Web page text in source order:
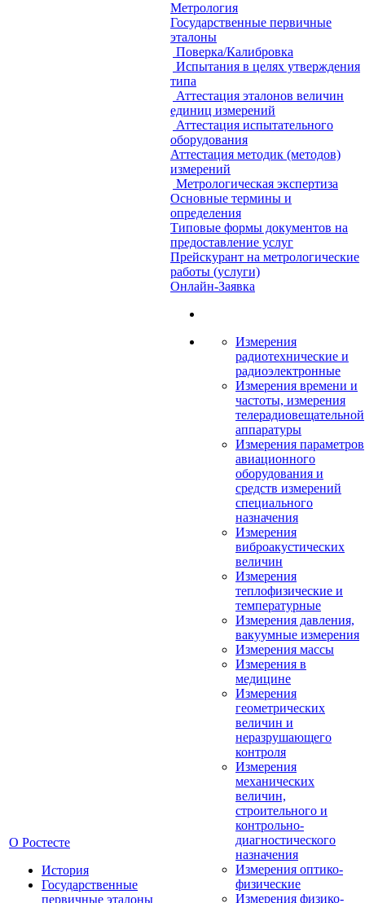
О Ростесте
История
Государственные
первичные эталоны
Метрология
Государственные первичные
эталоны
Поверка/Калибровка
Испытания в целях утверждения
типа
Аттестация эталонов величин
единиц измерений
Аттестация испытательного
оборудования
Аттестация методик (методов)
измерений
Метрологическая экспертиза
Основные термины и
определения
Типовые формы документов на
предоставление услуг
Прейскурант на метрологические
работы (услуги)
Онлайн-Заявка
Измерения
радиотехнические и
радиоэлектронные
Измерения времени и
частоты, измерения
телерадиовещательной
аппаратуры
Измерения параметров
авиационного
оборудования и
средств измерений
специального
назначения
Измерения
виброакустических
величин
Измерения
теплофизические и
температурные
Измерения давления,
вакуумные измерения
Измерения массы
Измерения в
медицине
Измерения
геометрических
величин и
неразрушающего
контроля
Измерения
механических
величин,
строительного и
контрольно-
диагностического
назначения
Измерения оптико-
физические
Измерения физико-